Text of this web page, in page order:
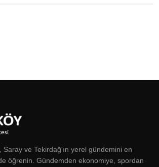
Saray ve Tekirdağ'ın yerel gündemini en
öğrenin. Gündemden ekonomiye, spordan